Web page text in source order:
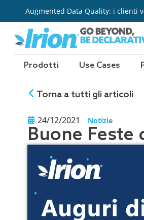
contenuto
Augmented Data Quality: i clienti
Prodotti Use Cases
Torna a tutti gli articoli
24/12/2021 Notizie
Buone Feste